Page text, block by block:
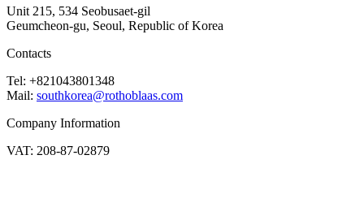
Unit 215, 534 Seobusaet-gil
Geumcheon-gu, Seoul, Republic of Korea
Contacts
Tel: +821043801348
Mail: southkorea@rothoblaas.com
Company Information
VAT: 208-87-02879